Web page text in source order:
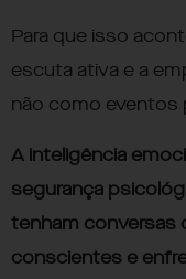
Para que isso
escuta ativa e a
não como eventos
A inteligência
segurança
tenham conversas
conscientes e